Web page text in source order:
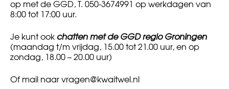
op met de GGD, T. 050-3674991 op werkdagen van
8:00 tot 17:00 uur.
Je kunt ook chatten met de GGD regio Groningen
(maandag t/m vrijdag, 15.00 tot 21.00 uur, en op
zondag, 18.00 – 20.00 uur)
Of mail naarvragen@kwaitwel.nl